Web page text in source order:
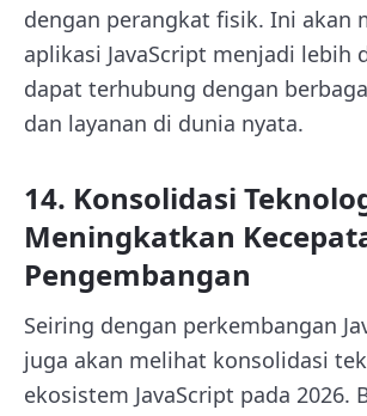
dengan perangkat fisik. Ini akan
aplikasi JavaScript menjadi lebih
dapat terhubung dengan
dan layanan di dunia nyata.
14. Konsolidasi
Meningkatkan
Pengembangan
Seiring dengan perkembangan
juga akan melihat konsolidasi
ekosistem JavaScript pada 2026.